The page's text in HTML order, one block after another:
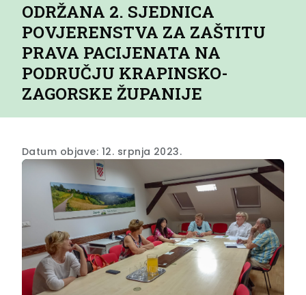
ODRŽANA 2. SJEDNICA
POVJERENSTVA ZA ZAŠTITU
PRAVA PACIJENATA NA
PODRUČJU KRAPINSKO-
ZAGORSKE ŽUPANIJE
Datum objave: 12. srpnja 2023.